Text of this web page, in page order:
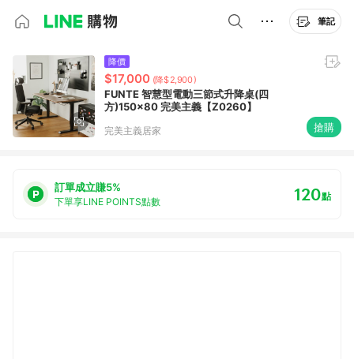
筆記
降價
$17,000 (降$2,900)
FUNTE 智慧型電動三節式升降桌(四
方)150x80 完美主義【Z0260】
完美主義居家 搶購
訂單成立賺5%
下單享LINE POINTS點數 120點